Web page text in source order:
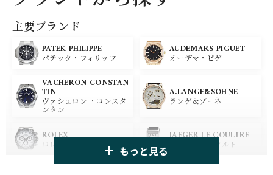
主要ブランド
PATEK PHILIPPE
パテック・フィリップ
AUDEMARS PIGUET
オーデマ・ピゲ
VACHERON CONSTAN
TIN
ヴァシュロン ・コンスタ
ンタン
A.LANGE&SOHNE
ランゲ＆ゾーネ
ROLEX
ロレックス
JAEGER LE COULTRE
ジャガー・ルクルト
もっと見る